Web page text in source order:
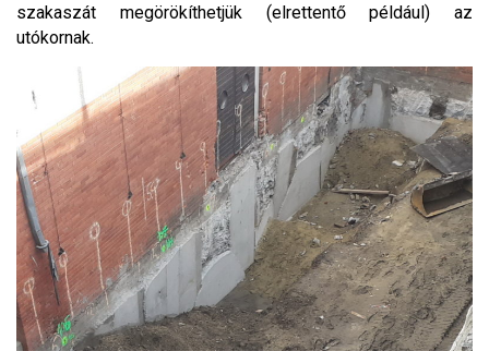
szakaszát megörökíthetjük (elrettentő például) az
utókornak.